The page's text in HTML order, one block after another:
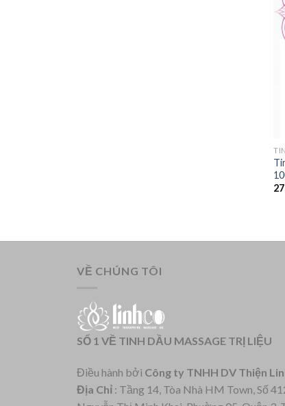
VỀ CHÚNG TÔI
SỐ 1 VỀ TINH DẦU MASSAGE TRỊ LIỆU
Điều hành bởi Công ty TNHH DV Thiện
Địa Chỉ : Tầng 14, Tòa Nhà HM Town, Số